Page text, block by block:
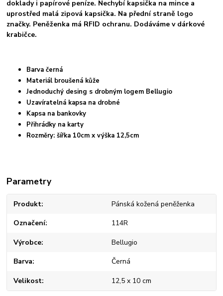
doklady i papírové peníze. Nechybí kapsička na mince a
uprostřed malá zipová kapsička. Na přední straně logo
značky. Peněženka má RFID ochranu. Dodáváme v dárkové
krabičce.
Barva černá
Materiál broušená kůže
Jednoduchý desing s drobným logem Bellugio
Uzavíratelná kapsa na drobné
Kapsa na bankovky
Přihrádky na karty
Rozměry: šířka 10cm x výška 12,5cm
Parametry
Produkt Pánská kožená peněženka
Označení 114R
Výrobce Bellugio
Barva Černá
Velikost 12,5 x 10 cm